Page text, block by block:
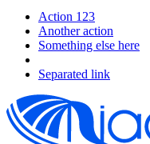
Action 123
Another action
Something else here
Separated link